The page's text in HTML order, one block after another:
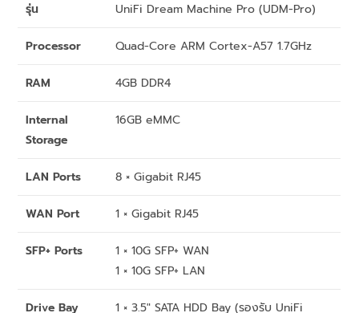
รุ่น UniFi Dream Machine Pro (UDM-Pro)
Processor Quad-Core ARM Cortex-A57 1.7GHz
RAM 4GB DDR4
Internal
Storage
16GB eMMC
LAN Ports 8 × Gigabit RJ45
WAN Port 1 × Gigabit RJ45
SFP+ Ports
1 × 10G SFP+ WAN
1 × 10G SFP+ LAN
Drive Bay 1 × 3.5″ SATA HDD Bay (รองรับ UniFi